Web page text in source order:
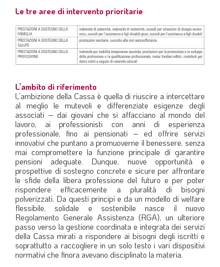
Le tre aree di intervento prioritarie
L’ambito di riferimento
L’ambizione della Cassa è quella di riuscire a intercettare
al meglio le mutevoli e differenziate esigenze degli
associati – dai giovani che si affacciano al mondo del
lavoro, ai professionisti con anni di esperienza
professionale, fino ai pensionati – ed offrire servizi
innovativi che puntano a promuoverne il benessere, senza
mai compromettere la funzione principale di garantire
pensioni adeguate. Dunque, nuove opportunità e
prospettive di sostegno concrete e sicure per affrontare
le sfide della libera professione del futuro e per poter
rispondere efficacemente a pluralità di bisogni
polverizzati. Da questi principi e da un modello di welfare
flessibile, solidale e sostenibile nasce il nuovo
Regolamento Generale Assistenza (RGA), un ulteriore
passo verso la gestione coordinata e integrata dei servizi
della Cassa mirati a rispondere ai bisogni degli iscritti e
soprattutto a raccogliere in un solo testo i vari dispositivi
normativi che finora avevano disciplinato la materia.